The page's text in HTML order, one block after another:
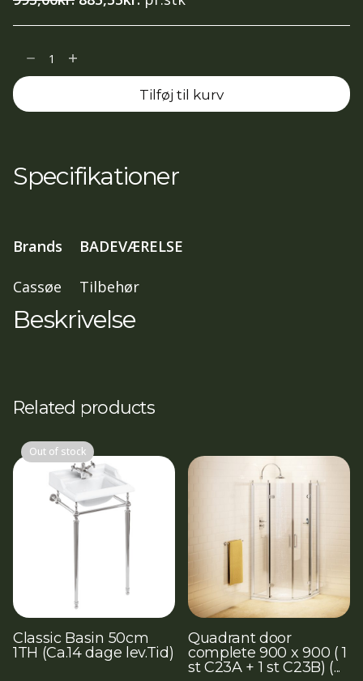
oprindelige
995,00kr..
aktuelle
885,55kr..
Toiletbørste
vægmont.
Noba,
antal
Tilføj til kurv
Specifikationer
Brands BADEVÆRELSE
Cassøe Tilbehør
Beskrivelse
Related products
Out of stock
Classic Basin 50cm
1TH (Ca.14 dage lev.Tid)
Quadrant door
complete 900 x 900 ( 1
st C23A + 1 st C23B) (...